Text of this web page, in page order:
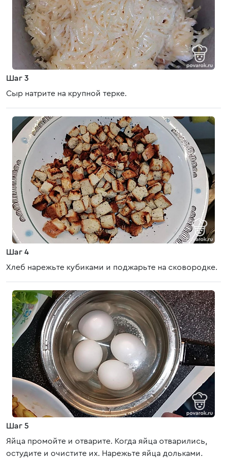
Шаг 3
Сыр натрите на крупной терке.
Шаг 4
Хлеб нарежьте кубиками и поджарьте на сковородке.
Шаг 5
Яйца промойте и отварите. Когда яйца отварились,
остудите и очистите их. Нарежьте яйца дольками.